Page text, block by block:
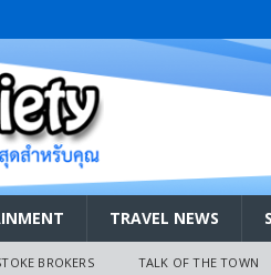
TRAVEL NEWS
BROKERS TALK OF THE TOWN